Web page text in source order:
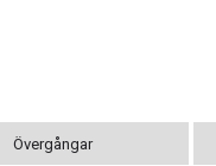
Övergångar